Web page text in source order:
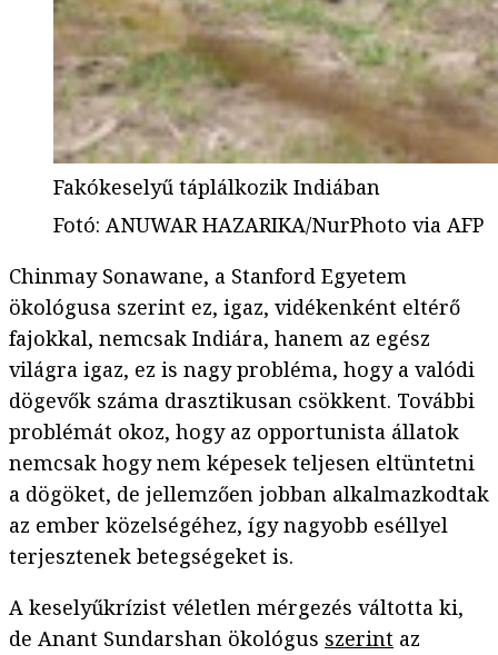
Fakókeselyű táplálkozik Indiában
Fotó: ANUWAR HAZARIKA/NurPhoto via AFP
Chinmay Sonawane, a Stanford Egyetem
ökológusa szerint ez, igaz, vidékenként eltérő
fajokkal, nemcsak Indiára, hanem az egész
világra igaz, ez is nagy probléma, hogy a valódi
dögevők száma drasztikusan csökkent. További
problémát okoz, hogy az opportunista állatok
nemcsak hogy nem képesek teljesen eltüntetni
a dögöket, de jellemzően jobban alkalmazkodtak
az ember közelségéhez, így nagyobb eséllyel
terjesztenek betegségeket is.
A keselyűkrízist véletlen mérgezés váltotta ki,
de Anant Sundarshan ökológus szerint az